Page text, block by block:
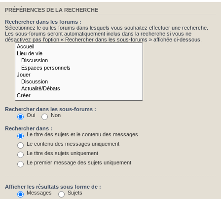
PRÉFÉRENCES DE LA RECHERCHE
Rechercher dans les forums :
Sélectionnez le ou les forums dans lesquels vous souhaitez effectuer une recherche.
Les sous-forums seront automatiquement inclus dans la recherche si vous ne
désactivez pas l’option « Rechercher dans les sous-forums » affichée ci-dessous.
Rechercher dans les sous-forums :
Oui
Non
Rechercher dans :
Le titre des sujets et le contenu des messages
Le contenu des messages uniquement
Le titre des sujets uniquement
Le premier message des sujets uniquement
Afficher les résultats sous forme de :
Messages
Sujets